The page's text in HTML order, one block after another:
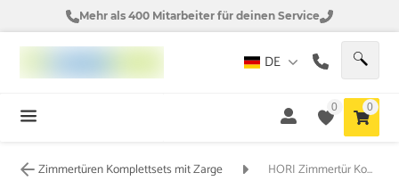
Mehr als 400 Mitarbeiter für deinen Service
DE
0 0
Zimmertüren Komplettsets mit Zarge HORI Zimmertür Komplettset Valencia Signalweiß RAL9003 Röhrenspan Designkante